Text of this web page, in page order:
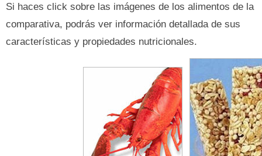
Si haces click sobre las imágenes de los alimentos de la
comparativa, podrás ver información detallada de sus
características y propiedades nutricionales.